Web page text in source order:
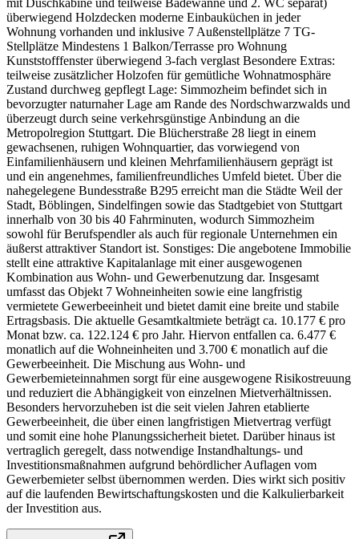
überwiegend Holzdecken moderne Einbauküchen in jeder
Wohnung vorhanden und inklusive 7 Außenstellplätze 7 TG-
Stellplätze Mindestens 1 Balkon/Terrasse pro Wohnung
Kunststofffenster überwiegend 3-fach verglast Besondere Extras:
teilweise zusätzlicher Holzofen für gemütliche Wohnatmosphäre
Zustand durchweg gepflegt Lage: Simmozheim befindet sich in
bevorzugter naturnaher Lage am Rande des Nordschwarzwalds und
überzeugt durch seine verkehrsgünstige Anbindung an die
Metropolregion Stuttgart. Die Blücherstraße 28 liegt in einem
gewachsenen, ruhigen Wohnquartier, das vorwiegend von
Einfamilienhäusern und kleinen Mehrfamilienhäusern geprägt ist
und ein angenehmes, familienfreundliches Umfeld bietet. Über die
nahegelegene Bundesstraße B295 erreicht man die Städte Weil der
Stadt, Böblingen, Sindelfingen sowie das Stadtgebiet von Stuttgart
innerhalb von 30 bis 40 Fahrminuten, wodurch Simmozheim
sowohl für Berufspendler als auch für regionale Unternehmen ein
äußerst attraktiver Standort ist. Sonstiges: Die angebotene Immobilie
stellt eine attraktive Kapitalanlage mit einer ausgewogenen
Kombination aus Wohn- und Gewerbenutzung dar. Insgesamt
umfasst das Objekt 7 Wohneinheiten sowie eine langfristig
vermietete Gewerbeeinheit und bietet damit eine breite und stabile
Ertragsbasis. Die aktuelle Gesamtkaltmiete beträgt ca. 10.177 € pro
Monat bzw. ca. 122.124 € pro Jahr. Hiervon entfallen ca. 6.477 €
monatlich auf die Wohneinheiten und 3.700 € monatlich auf die
Gewerbeeinheit. Die Mischung aus Wohn- und
Gewerbemieteinnahmen sorgt für eine ausgewogene Risikostreuung
und reduziert die Abhängigkeit von einzelnen Mietverhältnissen.
Besonders hervorzuheben ist die seit vielen Jahren etablierte
Gewerbeeinheit, die über einen langfristigen Mietvertrag verfügt
und somit eine hohe Planungssicherheit bietet. Darüber hinaus ist
vertraglich geregelt, dass notwendige Instandhaltungs- und
Investitionsmaßnahmen aufgrund behördlicher Auflagen vom
Gewerbemieter selbst übernommen werden. Dies wirkt sich positiv
auf die laufenden Bewirtschaftungskosten und die Kalkulierbarkeit
der Investition aus.